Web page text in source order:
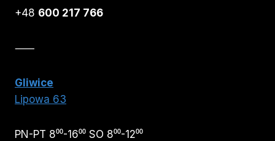
+48 600 217 766
⸺
Gliwice
Lipowa 63
PN-PT 8⁰⁰-16⁰⁰ SO 8⁰⁰-12⁰⁰